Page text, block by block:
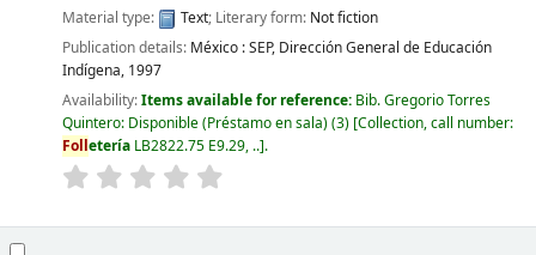
Material type:
Text; Literary form: Not fiction
Publication details: México :SEP, Dirección General de Educación
Indígena, 1997
Availability:Items available for reference: Bib. Gregorio Torres
Quintero: Disponible (Préstamo en sala)(3) Collection, call number:
Folletería LB2822.75 E9.29, .. .